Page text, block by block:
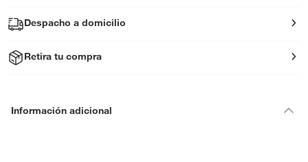
Despacho a domicilio
Retira tu compra
Información adicional